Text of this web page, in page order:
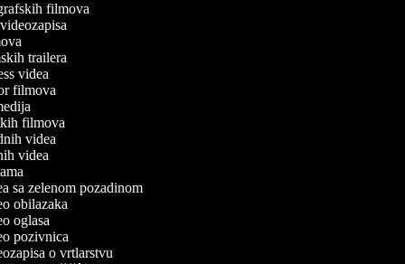
filmova
trailera
videa
filmova
filmova
videa
videa
sa zelenom pozadinom
obilazaka
oglasa
pozivnica
o vrtlarstvu